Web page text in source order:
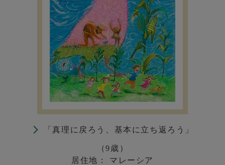
「真理に戻ろう、基本に立ち返ろう」
（9歳）
居住地： マレーシア